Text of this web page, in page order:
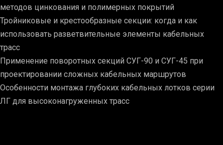
методов цинкования и полимерных покрытий
Тройниковые и крестообразные секции: когда и как
использовать разветвительные элементы кабельных
трасс
Применение поворотных секций СУГ-90 и СУГ-45 при
проектировании сложных кабельных маршрутов
Особенности монтажа глубоких кабельных лотков серии
ЛГ для высоконагруженных трасс